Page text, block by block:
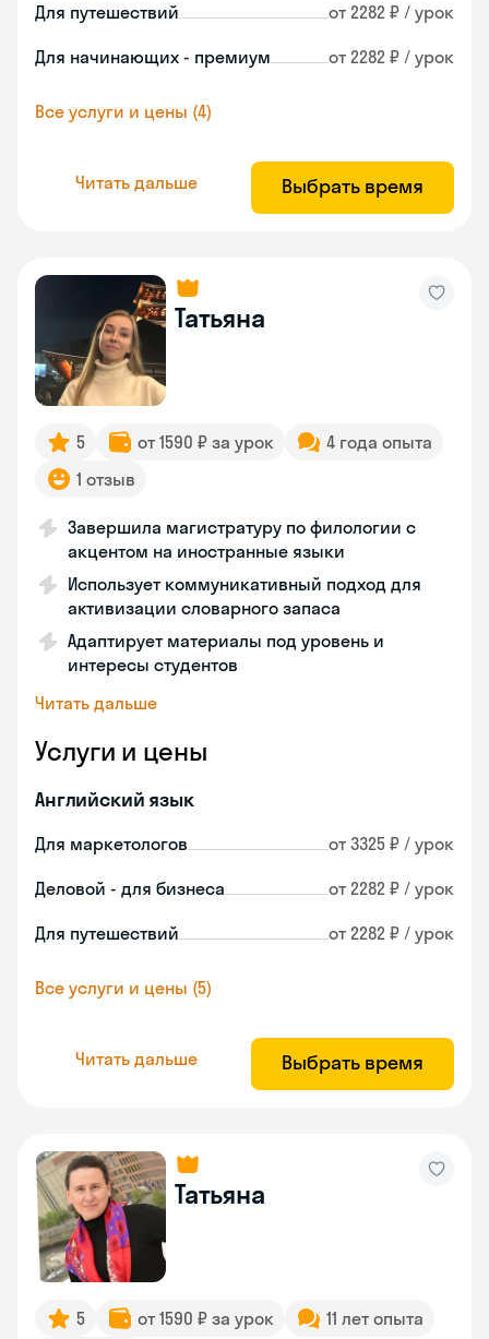
Для путешествий от 2282 ₽ / урок
Для начинающих - премиум от 2282 ₽ / урок
Все услуги и цены (4)
Читать дальше Выбрать время
Татьяна
5 от 1590 ₽ за урок
4 года опыта
1 отзыв
Завершила магистратуру по филологии с
акцентом на иностранные языки
Использует коммуникативный подход для
активизации словарного запаса
Адаптирует материалы под уровень и
интересы студентов
Читать дальше
Услуги и цены
Английский язык
Для маркетологов от 3325 ₽ / урок
Деловой - для бизнеса от 2282 ₽ / урок
Для путешествий от 2282 ₽ / урок
Все услуги и цены (5)
Читать дальше Выбрать время
Татьяна
5 от 1590 ₽ за урок
11 лет опыта